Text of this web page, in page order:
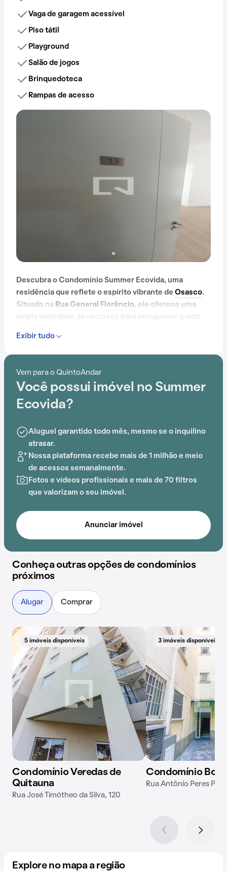
Vaga de garagem acessível
Piso tátil
Playground
Salão de jogos
Brinquedoteca
Rampas de acesso
Descubra o Condomínio Summer Ecovida, uma
residência que reflete o espírito vibrante de Osasco.
Situado na Rua General Florêncio, ele oferece uma
Com apenas 5 anos, o Condomínio Summer Ecovida
praticidade e em uma região que facilita o dia a dia.
Com portaria 24 horas, elevador, academia, piscina,
brinquedoteca, o Condomínio Summer Ecovida é ideal
para quem busca conforto e entretenimento.
A proximidade com Instituto São Pio X, Recanto
Infantil Giovanna Braga, EEI Nuvenzinha do Saber, UBS
Neide Alves da Silva, Escola Estadual Prof. José Jorge
a essa experiência.
Exibir tudo
Vem para o QuintoAndar
Você possui imóvel no Summer
Ecovida?
Aluguel garantido todo mês, mesmo se o inquilino
atrasar.
Nossa plataforma recebe mais de 1 milhão e meio
de acessos semanalmente.
Fotos e vídeos profissionais e mais de 70 filtros
que valorizam o seu imóvel.
Anunciar imóvel
Conheça outras opções de condomínios
próximos
Alugar Comprar
5 imóveis disponíveis
Condomínio Veredas de
Quitauna
Rua José Timótheo da Silva, 120
3 imóveis disponíveis
Condomínio
Rua Antônio Peres
Explore no mapa a região